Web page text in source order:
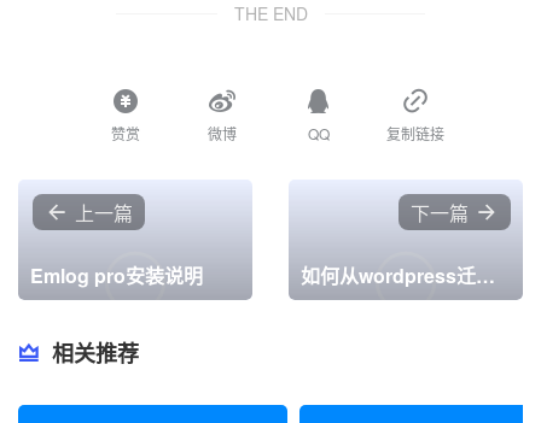
THE END
赞赏 微博 QQ 复制链接
上一篇
Emlog pro安装说明
下一篇
如何从wordpress迁移到emlog
相关推荐